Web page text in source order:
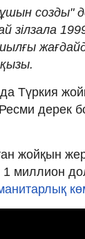
ұшын
зілзала
Түркия
дерек
жойқын
1 миллион